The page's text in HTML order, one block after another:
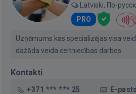
Latviski, По-
PRO
Uzņēmums kas specializējas visa
dažāda veida celtniecības darbos.
Kontakti
+371 *** *** 25 E-pasts